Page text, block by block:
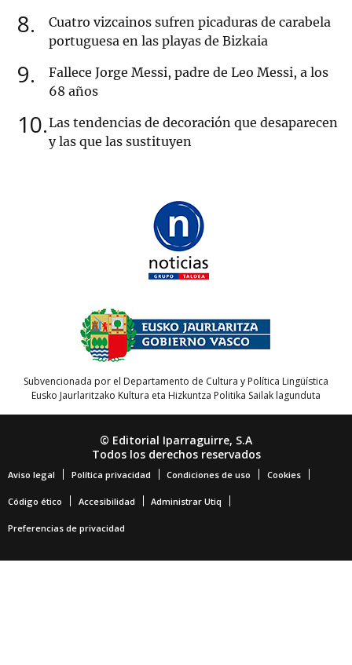
8
Cuatro vizcainos sufren picaduras de carabela
portuguesa en las playas de Bizkaia
9
Fallece Jorge Messi, padre de Leo Messi, a los
68 años
10 Las tendencias de decoración que desaparecen
y las que las sustituyen
Subvencionada por el Departamento de Cultura y Política Lingüística
Eusko Jaurlaritzako Kultura eta Hizkuntza Politika Sailak lagunduta
© Editorial Iparraguirre, S.A
Todos los derechos reservados
Aviso legal Política privacidad Condiciones de uso Cookies
Código ético Accesibilidad Administrar Utiq
Preferencias de privacidad